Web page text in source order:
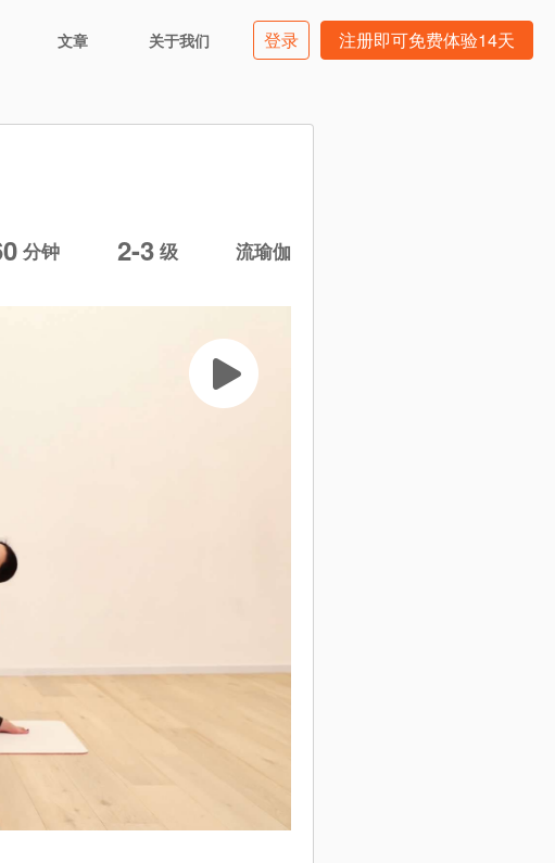
文章 关于我们 登录 注册即可免费体验14天
分钟 2-3 级 流瑜伽